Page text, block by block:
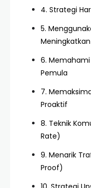
4. Strategi
5.
6.
Pemula
7.
Proaktif
8. Teknik
Rate)
9. Menarik
Proof)